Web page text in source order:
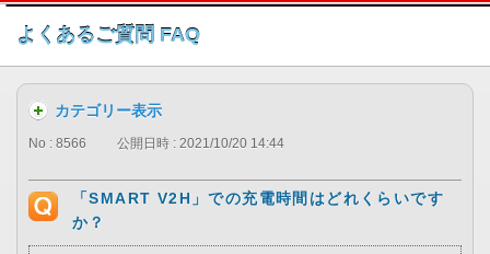
このページの本文へ
よくあるご質問 FAQ
カテゴリー表示
No : 8566 公開日時 : 2021/10/20 14:44
「SMART V2H」での充電時間はどれくらいです
か？